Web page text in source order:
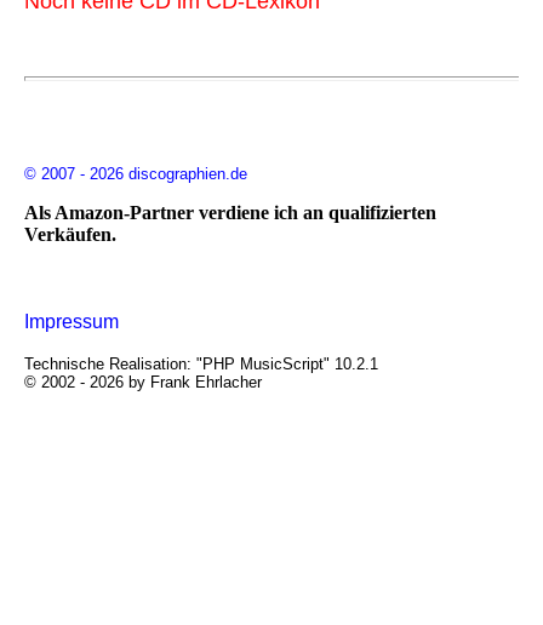
© 2007 - 2026 discographien.de
Als Amazon-Partner verdiene ich an qualifizierten
Verkäufen.
Impressum
Technische Realisation: "PHP MusicScript" 10.2.1
© 2002 - 2026 by Frank Ehrlacher